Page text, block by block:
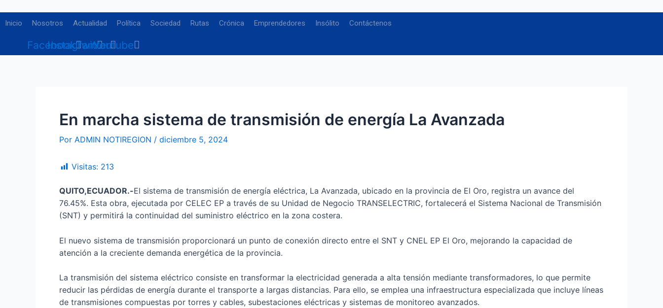
al
Inicio Nosotros Actualidad Política Sociedad Rutas Crónica Emprendedores Insólito Contáctenos
Facebook
Instagram
TwitterYoutube
En marcha sistema de transmisión de energía La Avanzada
Por ADMIN NOTIREGION / diciembre 5, 2024
Visitas: 213
QUITO,ECUADOR.-El sistema de transmisión de energía eléctrica, La Avanzada, ubicado en la provincia de El Oro, registra un avance del
76.45%. Esta obra, ejecutada por CELEC EP a través de su Unidad de Negocio TRANSELECTRIC, fortalecerá el Sistema Nacional de Transmisión
(SNT) y permitirá la continuidad del suministro eléctrico en la zona costera.
El nuevo sistema de transmisión proporcionará un punto de conexión directo entre el SNT y CNEL EP El Oro, mejorando la capacidad de
atención a la creciente demanda energética de la provincia.
La transmisión del sistema eléctrico consiste en transformar la electricidad generada a alta tensión mediante transformadores, lo que permite
reducir las pérdidas de energía durante el transporte a largas distancias. Para ello, se emplea una infraestructura especializada que incluye líneas
de transmisiones compuestas por torres y cables, subestaciones eléctricas y sistemas de monitoreo avanzados.